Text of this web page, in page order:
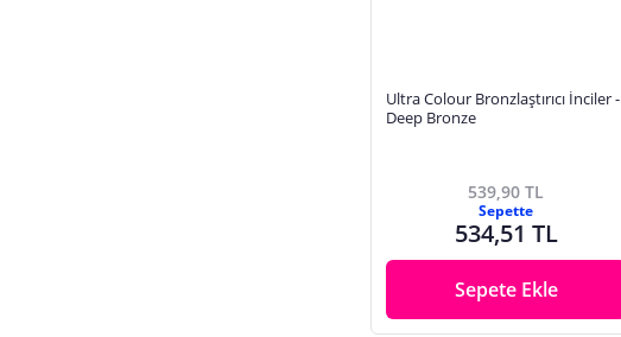
Ultra Colour Bronzlaştırıcı İnciler -
Deep Bronze
539,90 TL
Sepette
534,51 TL
Sepete Ekle